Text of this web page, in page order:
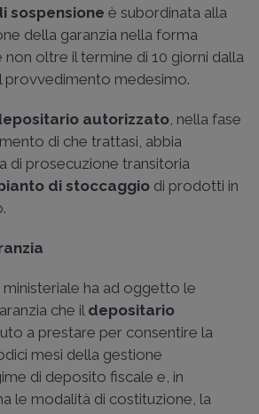
sospensione è subordinata alla
della garanzia nella forma
oltre il termine di 10 giorni dalla
provvedimento medesimo.
autorizzato , nella fase
di che trattasi, abbia
di prosecuzione transitoria
di stoccaggio di prodotti in
ha ad oggetto le
che il depositario
a prestare per consentire la
mesi della gestione
di deposito fiscale e, in
le modalità di costituzione, la